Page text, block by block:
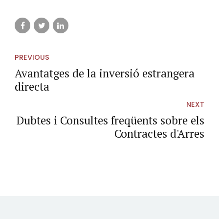
PREVIOUS
Avantatges de la inversió estrangera
directa
NEXT
Dubtes i Consultes freqüents sobre els
Contractes d'Arres